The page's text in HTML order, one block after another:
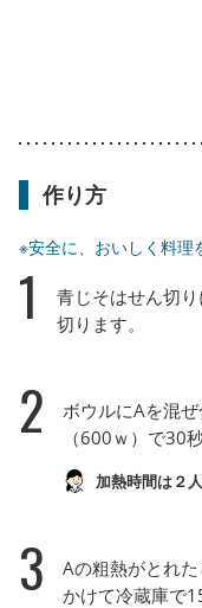
作り方
※安全に、おいしく料理
1
青じそはせん切
切ります。
2
ボウルにAを混
（600ｗ）で30
加熱時間は２
3
Aの粗熱がとれ
かけて冷蔵庫で